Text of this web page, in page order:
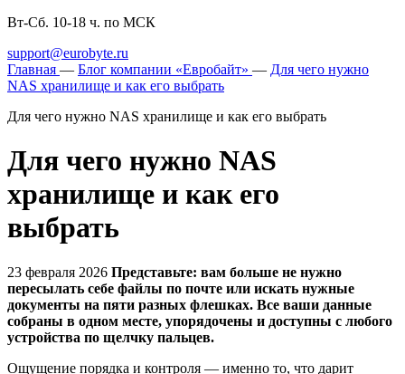
Вт-Сб. 10-18 ч. по МСК
support@eurobyte.ru
Главная — Блог компании «Евробайт» — Для чего нужно
NAS хранилище и как его выбрать
Для чего нужно NAS хранилище и как его выбрать
Для чего нужно NAS
хранилище и как его
выбрать
23 февраля 2026 Представьте: вам больше не нужно
пересылать себе файлы по почте или искать нужные
документы на пяти разных флешках. Все ваши данные
собраны в одном месте, упорядочены и доступны с любого
устройства по щелчку пальцев.
Ощущение порядка и контроля — именно то, что дарит